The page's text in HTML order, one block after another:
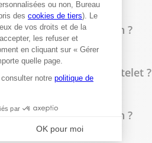
en magasin ?
à Bureau Vallée Châtelet ?
en magasin ?